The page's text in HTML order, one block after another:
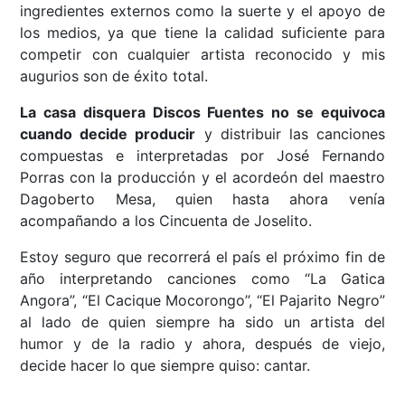
ingredientes externos como la suerte y el apoyo de
los medios, ya que tiene la calidad suficiente para
competir con cualquier artista reconocido y mis
augurios son de éxito total.
La casa disquera Discos Fuentes no se equivoca
cuando decide producir y distribuir las canciones
compuestas e interpretadas por José Fernando
Porras con la producción y el acordeón del maestro
Dagoberto Mesa, quien hasta ahora venía
acompañando a los Cincuenta de Joselito.
Estoy seguro que recorrerá el país el próximo fin de
año interpretando canciones como “La Gatica
Angora”, “El Cacique Mocorongo”, “El Pajarito Negro”
al lado de quien siempre ha sido un artista del
humor y de la radio y ahora, después de viejo,
decide hacer lo que siempre quiso: cantar.